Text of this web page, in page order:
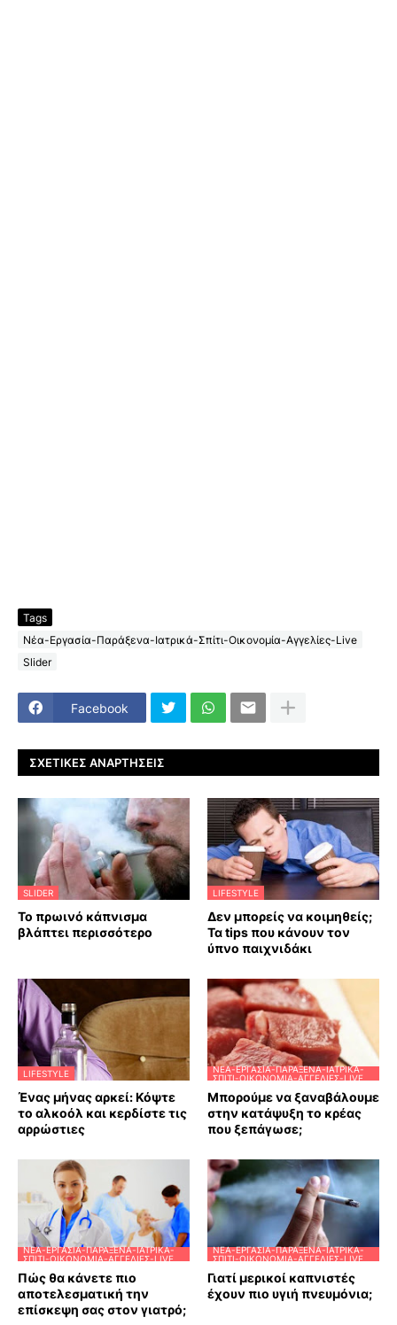
Tags
Νέα-Εργασία-Παράξενα-Ιατρικά-Σπίτι-Οικονομία-Αγγελίες-Live
Slider
Facebook
ΣΧΕΤΙΚΈΣ ΑΝΑΡΤΉΣΕΙΣ
SLIDER
Το πρωινό κάπνισμα
βλάπτει περισσότερο
LIFESTYLE
Δεν μπορείς να κοιμηθείς;
Τα tips που κάνουν τον
ύπνο παιχνιδάκι
LIFESTYLE
Ένας μήνας αρκεί: Κόψτε
το αλκοόλ και κερδίστε τις
αρρώστιες
ΝΈΑ-ΕΡΓΑΣΊΑ-ΠΑΡΆΞΕΝΑ-ΙΑΤΡΙΚΆ-
ΣΠΊΤΙ-ΟΙΚΟΝΟΜΊΑ-ΑΓΓΕΛΊΕΣ-LIVE
Μπορούμε να ξαναβάλουμε
στην κατάψυξη το κρέας
που ξεπάγωσε;
ΝΈΑ-ΕΡΓΑΣΊΑ-ΠΑΡΆΞΕΝΑ-ΙΑΤΡΙΚΆ-
ΣΠΊΤΙ-ΟΙΚΟΝΟΜΊΑ-ΑΓΓΕΛΊΕΣ-LIVE
Πώς θα κάνετε πιο
αποτελεσματική την
επίσκεψη σας στον γιατρό;
ΝΈΑ-ΕΡΓΑΣΊΑ-ΠΑΡΆΞΕΝΑ-ΙΑΤΡΙΚΆ-
ΣΠΊΤΙ-ΟΙΚΟΝΟΜΊΑ-ΑΓΓΕΛΊΕΣ-LIVE
Γιατί μερικοί καπνιστές
έχουν πιο υγιή πνευμόνια;